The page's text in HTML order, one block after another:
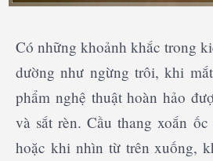
Có những khoảnh khắc trong
dường như ngừng trôi, khi
phẩm nghệ thuật hoàn hảo
và sắt rèn. Cầu thang xoắn
hoặc khi nhìn từ trên xuống,